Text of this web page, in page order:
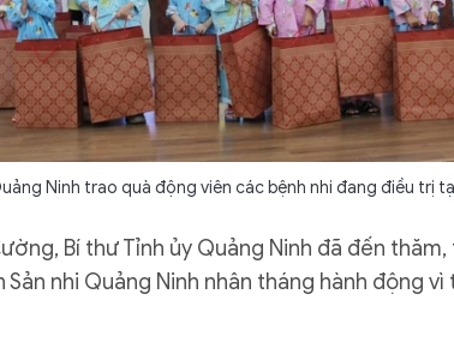
Ninh trao quà động viên các bệnh nhi đang điều trị
Bí thư Tỉnh ủy Quảng Ninh đã đến
nhi Quảng Ninh nhân tháng hành động